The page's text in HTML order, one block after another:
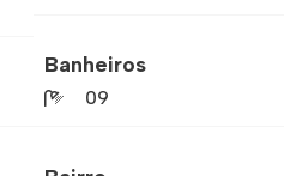
Banheiros
09